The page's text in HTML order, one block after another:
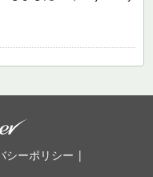
シーポリシー